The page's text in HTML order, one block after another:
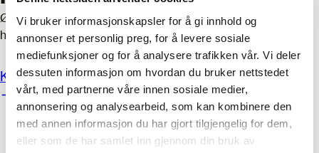
Vi bruker informasjonskapsler for å gi innhold og
annonser et personlig preg, for å levere sosiale
mediefunksjoner og for å analysere trafikken vår. Vi deler
dessuten informasjon om hvordan du bruker nettstedet
vårt, med partnerne våre innen sosiale medier,
annonsering og analysearbeid, som kan kombinere den
med annen informasjon du har gjort tilgjengelig for dem,
eller som de har samlet inn gjennom din bruk av
Ønsker du hjelp til å finne riktig utstyr? Våre salgsteknikere
har mange års erfaring og er eksperter innen bransjen.
Kontakt oss